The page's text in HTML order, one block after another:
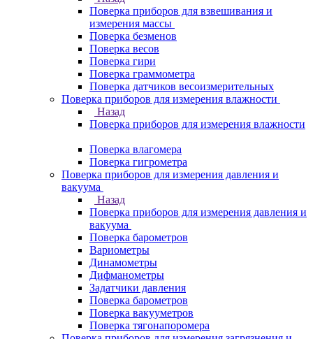
Поверка приборов для взвешивания и
измерения массы
Поверка безменов
Поверка весов
Поверка гири
Поверка граммометра
Поверка датчиков весоизмерительных
Поверка приборов для измерения влажности
Назад
Поверка приборов для измерения влажности
Поверка влагомера
Поверка гигрометра
Поверка приборов для измерения давления и
вакуума
Назад
Поверка приборов для измерения давления и
вакуума
Поверка барометров
Вариометры
Динамометры
Дифманометры
Задатчики давления
Поверка барометров
Поверка вакууметров
Поверка тягонапоромера